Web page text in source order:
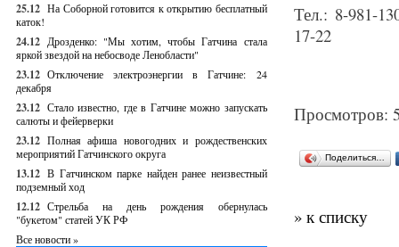
25.12 На Соборной готовится к открытию бесплатный
каток!
24.12 Дрозденко: "Мы хотим, чтобы Гатчина стала
яркой звездой на небосводе Ленобласти"
23.12 Отключение электроэнергии в Гатчине: 24
декабря
23.12 Стало известно, где в Гатчине можно запускать
салюты и фейерверки
23.12 Полная афиша новогодних и рождественских
мероприятий Гатчинского округа
13.12 В Гатчинском парке найден ранее неизвестный
подземный ход
12.12 Стрельба на день рождения обернулась
"букетом" статей УК РФ
Все новости »
Тел.: 8-981-
17-22
Просмотров:
Поделиться…
» к списку